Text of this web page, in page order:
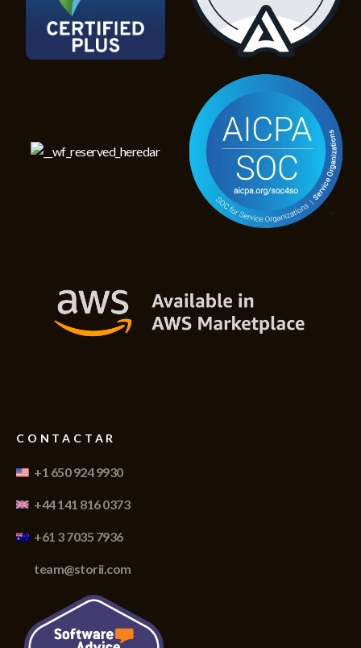
CONTACTAR
+1 650 924 9930
+44 141 816 0373
+61 3 7035 7936
team@storii.com